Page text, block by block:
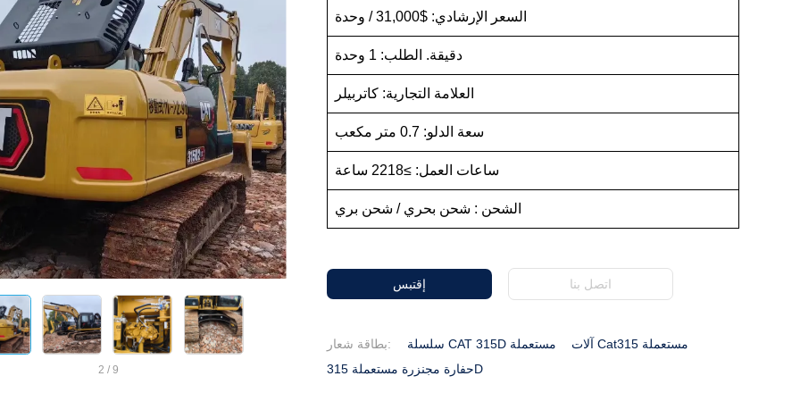
2 / 9
السعر الإرشادي: $31,000 / وحدة
دقيقة. الطلب: 1 وحدة
العلامة التجارية: كاتربيلر
سعة الدلو: 0.7 متر مكعب
ساعات العمل: ≥2218 ساعة
الشحن : شحن بحري / شحن بري
إقتبس اتصل بنا
بطاقة شعار: سلسلة CAT 315D مستعملة
آلات Cat315 مستعملة
حفارة مجنزرة مستعملة 315D